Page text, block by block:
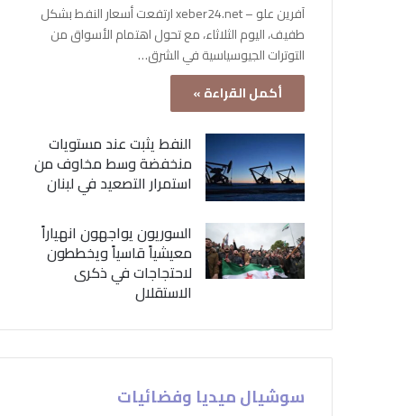
آفرين علو – xeber24.net ارتفعت أسعار النفط بشكل
طفيف، اليوم الثلاثاء، مع تحول اهتمام الأسواق من
التوترات الجيوسياسية في الشرق…
أكمل القراءة »
النفط يثبت عند مستويات
منخفضة وسط مخاوف من
استمرار التصعيد في لبنان
السوريون يواجهون انهياراً
معيشياً قاسياً ويخططون
لاحتجاجات في ذكرى
الاستقلال
سوشيال ميديا وفضائيات